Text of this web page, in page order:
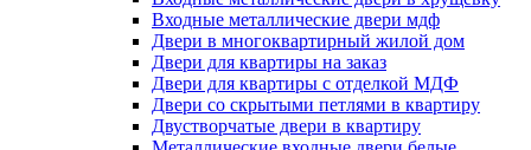
Входные металлические двери мдф
Двери в многоквартирный жилой дом
Двери для квартиры на заказ
Двери для квартиры с отделкой МДФ
Двери со скрытыми петлями в квартиру
Двустворчатые двери в квартиру